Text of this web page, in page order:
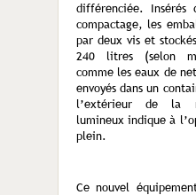
différenciée. Insérés
compactage, les
par deux vis et
240 litres (selon
comme les eaux de
envoyés dans un
l’extérieur de la
lumineux indique à
plein.
Ce nouvel